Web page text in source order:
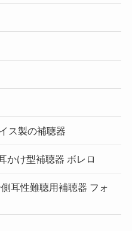
ス製の補聴器
かけ型補聴器 ボレロ
耳性難聴用補聴器 フォ